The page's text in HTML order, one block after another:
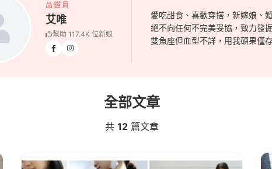
品鑑員
艾唯
幫助 117.4K 位新娘
愛吃甜食、喜歡穿搭，新嫁娘、
絕不向任何不完美妥協，致力發
雙魚座但血型不詳，用我碩果僅
艾唯
全部文章
共 12 篇文章